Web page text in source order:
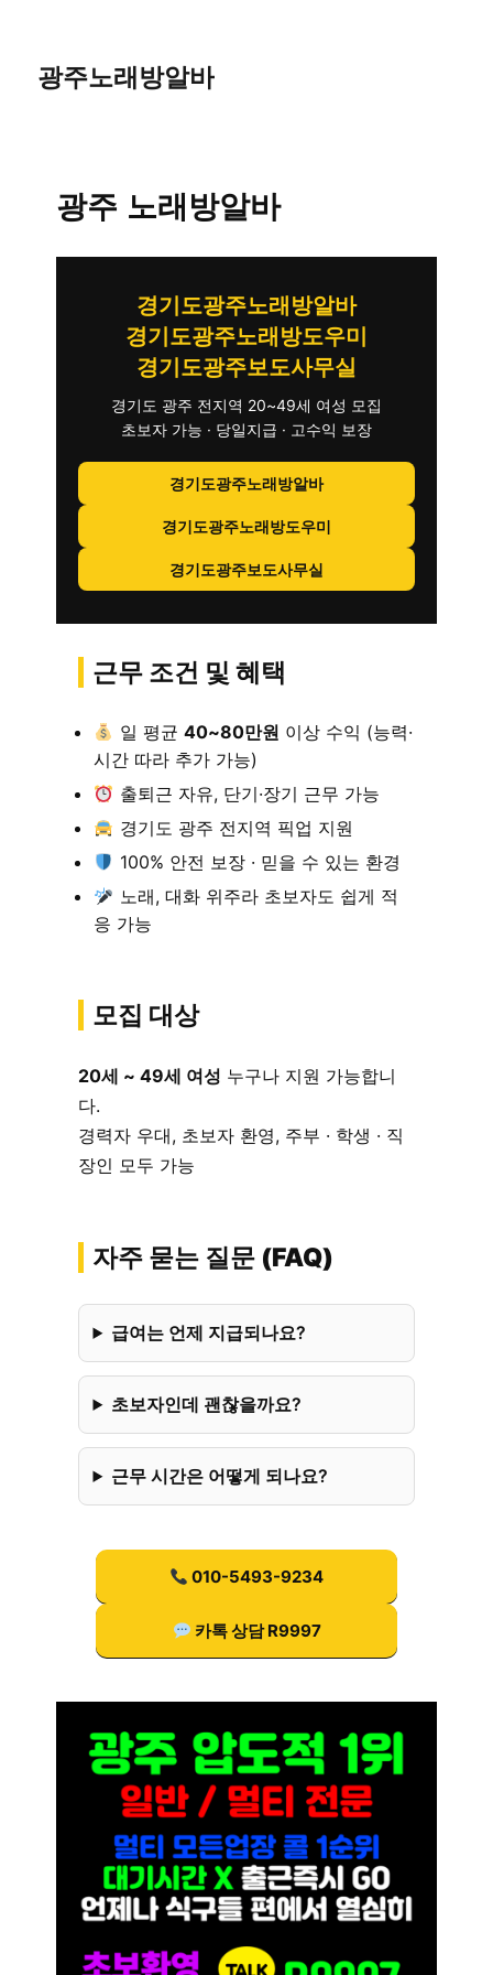
광주노래방알바
광주 노래방알바
경기도광주노래방알바
경기도광주노래방도우미
경기도광주보도사무실
경기도 광주 전지역 20~49세 여성 모집
초보자 가능 · 당일지급 · 고수익 보장
경기도광주노래방알바
경기도광주노래방도우미
경기도광주보도사무실
근무 조건 및 혜택
일 평균 40~80만원 이상 수익 (능력·
시간 따라 추가 가능)
출퇴근 자유, 단기·장기 근무 가능
경기도 광주 전지역 픽업 지원
100% 안전 보장 · 믿을 수 있는 환경
노래, 대화 위주라 초보자도 쉽게 적
응 가능
모집 대상
20세 ~ 49세 여성 누구나 지원 가능합니
다.
경력자 우대, 초보자 환영, 주부 · 학생 · 직
장인 모두 가능
자주 묻는 질문 (FAQ)
급여는 언제 지급되나요?
초보자인데 괜찮을까요?
근무 시간은 어떻게 되나요?
010-5493-9234
카톡 상담 R9997